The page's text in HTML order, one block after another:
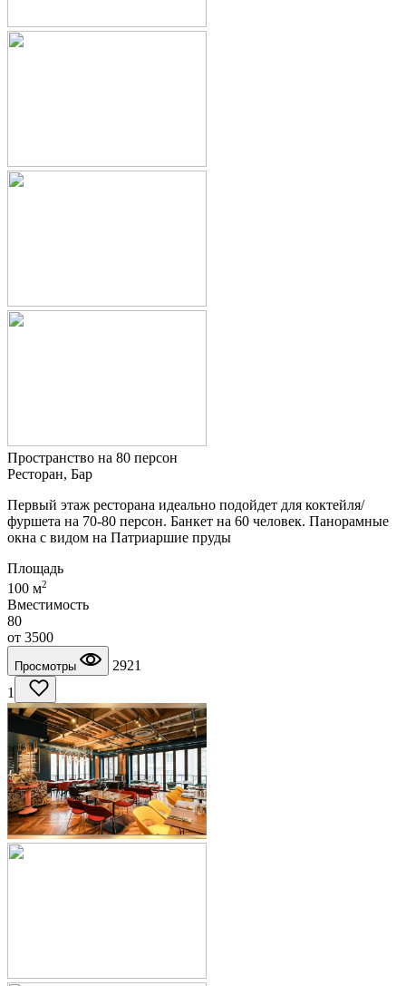
Пространство на 80 персон
Ресторан, Бар
Первый этаж ресторана идеально подойдет для коктейля/
фуршета на 70-80 персон. Банкет на 60 человек. Панорамные
окна с видом на Патриаршие пруды
Площадь
100 м2
Вместимость
80
от 3500
Просмотры
2921
1